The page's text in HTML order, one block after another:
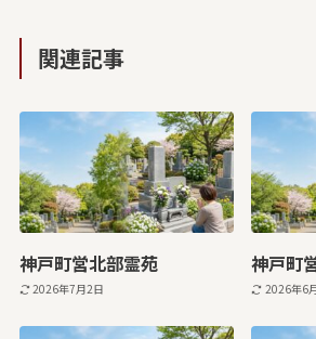
関連記事
神戸町営北部霊苑
2026年7月2日
神戸町
2026年6